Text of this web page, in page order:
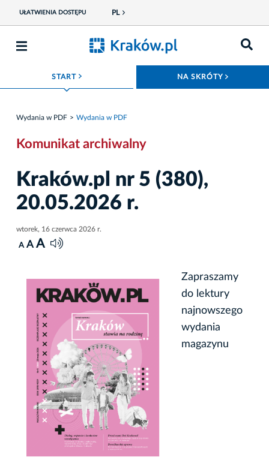
UŁATWIENIA DOSTĘPU PL
START ROZWIŃ MENU NA SKRÓTY
Wydania w PDF Wydania w PDF
Komunikat archiwalny
Kraków.pl nr 5 (380),
20.05.2026 r.
wtorek, 16 czerwca 2026 r.
A A A
Zapraszamy
do lektury
najnowszego
wydania
magazynu